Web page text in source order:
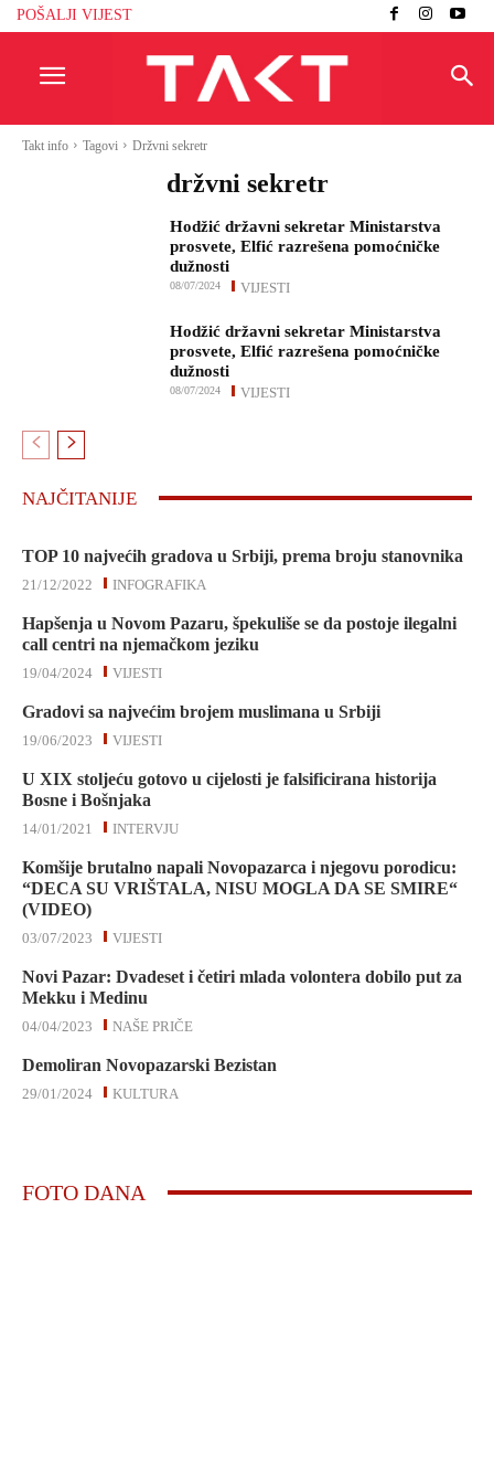
POŠALJI VIJEST
Takt info Tagovi Držvni sekretr
držvni sekretr
Hodžić državni sekretar Ministarstva
prosvete, Elfić razrešena pomoćničke
dužnosti
VIJESTI
08/07/2024
Hodžić državni sekretar Ministarstva
prosvete, Elfić razrešena pomoćničke
dužnosti
VIJESTI
08/07/2024
NAJČITANIJE
TOP 10 najvećih gradova u Srbiji, prema broju stanovnika
INFOGRAFIKA
21/12/2022
Hapšenja u Novom Pazaru, špekuliše se da postoje ilegalni
call centri na njemačkom jeziku
VIJESTI
19/04/2024
Gradovi sa najvećim brojem muslimana u Srbiji
VIJESTI
19/06/2023
U XIX stoljeću gotovo u cijelosti je falsificirana historija
Bosne i Bošnjaka
INTERVJU
14/01/2021
Komšije brutalno napali Novopazarca i njegovu porodicu:
“DECA SU VRIŠTALA, NISU MOGLA DA SE SMIRE“
(VIDEO)
VIJESTI
03/07/2023
Novi Pazar: Dvadeset i četiri mlada volontera dobilo put za
Mekku i Medinu
NAŠE PRIČE
04/04/2023
Demoliran Novopazarski Bezistan
KULTURA
29/01/2024
FOTO DANA